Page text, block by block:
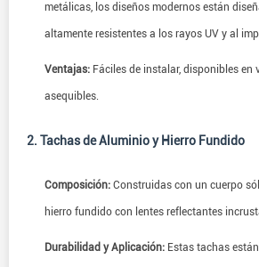
metálicas, los diseños modernos están
altamente resistentes a los rayos UV y al
Ventajas: Fáciles de instalar, disponibles en
asequibles.
2. Tachas de Aluminio y Hierro Fundido
Composición: Construidas con un cuerpo
hierro fundido con lentes reflectantes
Durabilidad y Aplicación: Estas tachas